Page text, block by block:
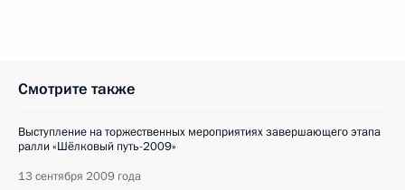
Смотрите также
Выступление на торжественных мероприятиях завершающего этапа
ралли «Шёлковый путь-2009»
13 сентября 2009 года